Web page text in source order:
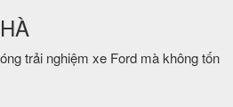
trải nghiệm xe Ford mà không tốn